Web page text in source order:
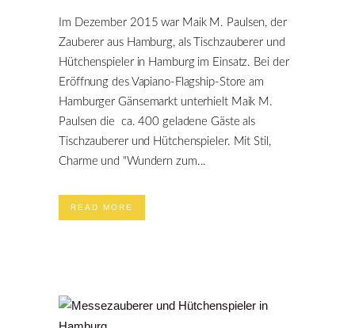
Im Dezember 2015 war Maik M. Paulsen, der
Zauberer aus Hamburg, als Tischzauberer und
Hütchenspieler in Hamburg im Einsatz. Bei der
Eröffnung des Vapiano-Flagship-Store am
Hamburger Gänsemarkt unterhielt Maik M.
Paulsen die ca. 400 geladene Gäste als
Tischzauberer und Hütchenspieler. Mit Stil,
Charme und "Wundern zum...
READ MORE